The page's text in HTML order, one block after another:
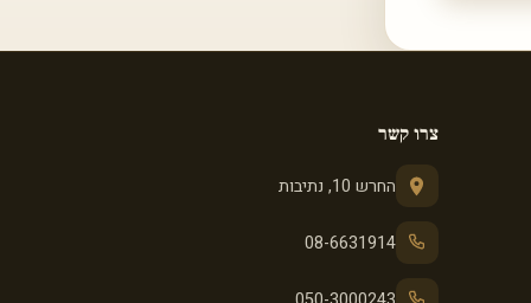
צרו קשר
החרש 10, נתיבות
08-6631914